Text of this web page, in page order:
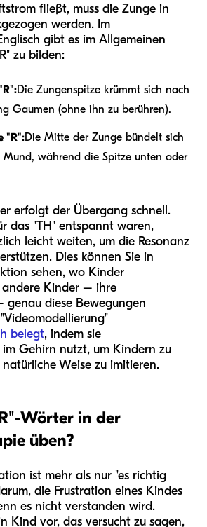
fließt, muss die Zunge in
werden. Im
gibt es im Allgemeinen
zu bilden:
Die Zungenspitze krümmt sich nach
Gaumen (ohne ihn zu berühren).
"R":Die Mitte der Zunge bündelt sich
während die Spitze unten oder
erfolgt der Übergang schnell.
das "TH" entspannt waren,
leicht weiten, um die Resonanz
Dies können Sie in
sehen, wo Kinder
Kinder – ihre
genau diese Bewegungen
belegt, indem sie
Gehirn nutzt, um Kindern zu
Weise zu imitieren.
Wörter in der
üben?
ist mehr als nur "es richtig
die Frustration eines Kindes
es nicht verstanden wird.
Kind vor, das versucht zu sagen,